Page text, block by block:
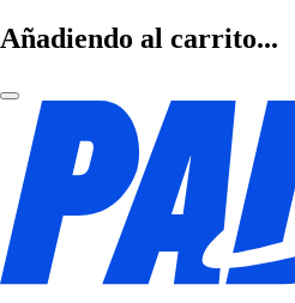
Añadiendo al carrito...